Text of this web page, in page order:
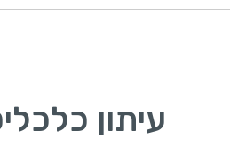
עיתון כלכליסט